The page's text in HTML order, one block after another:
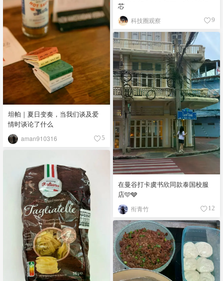
芯
科技圈观察 9
坦帕｜夏日变奏，当我们谈及爱
情时谈论了什么
aman910316 5
在曼谷打卡虞书欣同款泰国校服
店🩵🩶
衔青竹 12